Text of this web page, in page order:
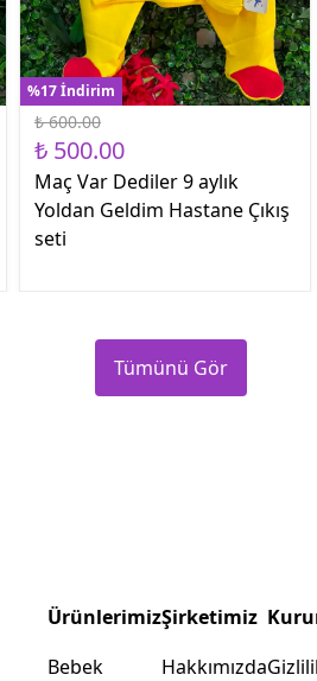
%17 İndirim
₺ 600.00
₺ 500.00
Maç Var Dediler 9 aylık
Yoldan Geldim Hastane Çıkış
seti
Tümünü Gör
Ürünlerimiz
Bebek
Şirketimiz
Hakkımızda